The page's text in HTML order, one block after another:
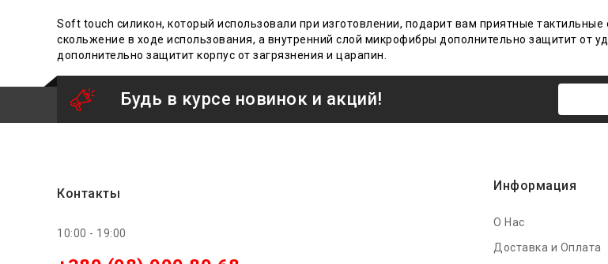
Soft touch силикон, который использовали при изготовлении, подарит вам приятные
скольжение в ходе использования, а внутренний слой микрофибры дополнительно защитит от
дополнительно защитит корпус от загрязнения и царапин.
Будь в курсе новинок и акций!
Контакты
10:00 - 19:00
Информация
О Нас
Доставка и Оплата